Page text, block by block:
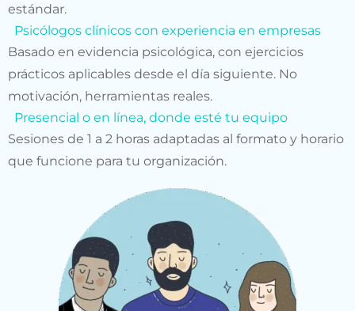
estándar.
Psicólogos clínicos con experiencia en empresas
Basado en evidencia psicológica, con ejercicios
prácticos aplicables desde el día siguiente. No
motivación, herramientas reales.
Presencial o en línea, donde esté tu equipo
Sesiones de 1 a 2 horas adaptadas al formato y horario
que funcione para tu organización.